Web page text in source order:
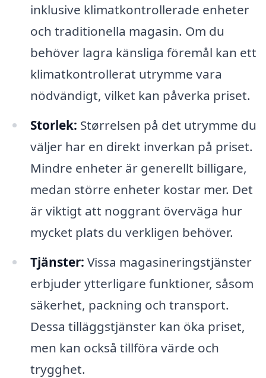
inklusive klimatkontrollerade enheter
och traditionella magasin. Om du
behöver lagra känsliga föremål kan ett
klimatkontrollerat utrymme vara
nödvändigt, vilket kan påverka priset.
Storlek: Størrelsen på det utrymme du
väljer har en direkt inverkan på priset.
Mindre enheter är generellt billigare,
medan större enheter kostar mer. Det
är viktigt att noggrant överväga hur
mycket plats du verkligen behöver.
Tjänster: Vissa magasineringstjänster
erbjuder ytterligare funktioner, såsom
säkerhet, packning och transport.
Dessa tilläggstjänster kan öka priset,
men kan också tillföra värde och
trygghet.